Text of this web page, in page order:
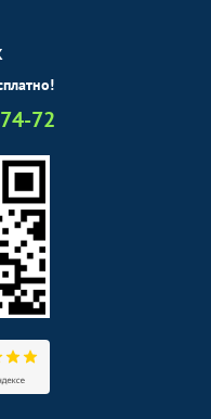
72